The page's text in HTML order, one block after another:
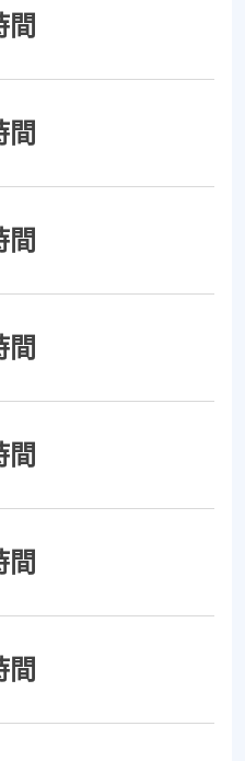
間
間
間
間
間
間
間